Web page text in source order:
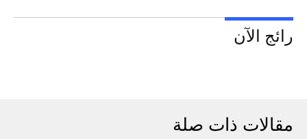
رائج الآن
مقالات ذات صلة